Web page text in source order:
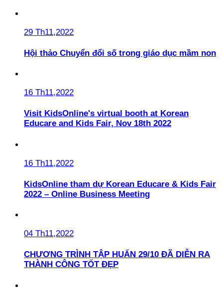
29 Th11,2022
Hội thảo Chuyển đổi số trong giáo dục mầm non
16 Th11,2022
Visit KidsOnline's virtual booth at Korean
Educare and Kids Fair, Nov 18th 2022
16 Th11,2022
KidsOnline tham dự Korean Educare & Kids Fair
2022 – Online Business Meeting
04 Th11,2022
CHƯƠNG TRÌNH TẬP HUẤN 29/10 ĐÃ DIỄN RA
THÀNH CÔNG TỐT ĐẸP